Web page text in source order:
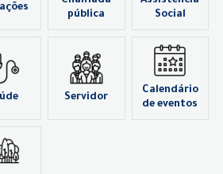
pública
Social
Servidor
Calendário
de eventos